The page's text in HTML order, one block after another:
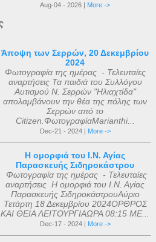
Aug-04 - 2026 | More ->
Άποψη των Σερρών, 20 Δεκεμβρίου
2024
Φωτογραφία της ημέρας - Τελευταίες
αναρτήσεις Τα παιδιά του Συλλόγου
Αυτισμού Ν. Σερρών "Ηλιαχτίδα"
απολαμβάνουν την θέα της πόλης των
Σερρών από το
Citizen.ΦωτογραφίαMarianthi...
Dec-21 - 2024 | More ->
Η ομορφιά του Ι.Ν. Αγίας
Παρασκευής Σιδηροκάστρου
Φωτογραφία της ημέρας - Τελευταίες
αναρτήσεις Η ομορφιά του Ι.Ν. Αγίας
Παρασκευής ΣιδηροκάστρουΑύριο
Τετάρτη 18 Δεκεμβρίου 2024ΟΡΘΡΟΣ
ΚΑΙ ΘΕΙΑ ΛΕΙΤΟΥΡΓΙΑΩΡΑ 08:15 ΜΕ...
Dec-17 - 2024 | More ->